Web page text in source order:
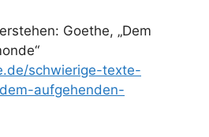
Goethe, „Dem
schwierige-texte-
aufgehenden-